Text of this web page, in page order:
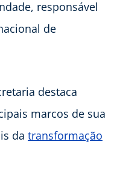
responsável
de
destaca
marcos de sua
da transformação